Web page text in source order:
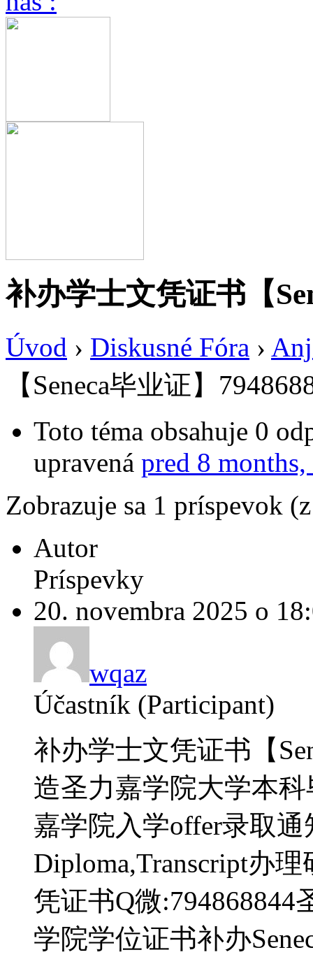
补办学士文凭证书【
Úvod › Diskusné Fóra ›
【Seneca毕业证】
Toto téma obsahuje 0
upravená pred 8 months,
Zobrazuje sa 1 príspevok
Autor
Príspevky
20. novembra 2025 o
wqaz
Účastník (Participant)
补办学士文凭证书【
造圣力嘉学院大学本
嘉学院入学offer录取通
Diploma,Transcript办
凭证书Q微
学院学位证书补办